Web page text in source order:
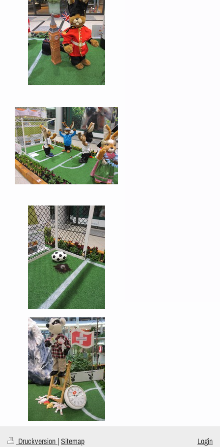
Druckversion Sitemap Login